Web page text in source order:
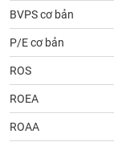
BVPS cơ bản
P/E cơ bản
ROS
ROEA
ROAA